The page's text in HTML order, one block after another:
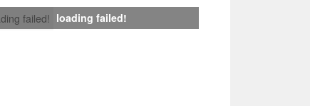
failed! loading failed!